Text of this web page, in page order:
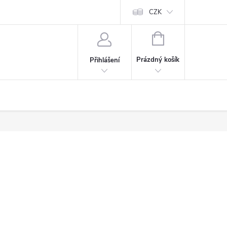
CZK
Přihlášení
NÁKUPNÍ
Prázdný košík